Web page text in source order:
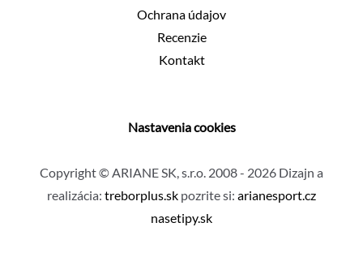
Ochrana údajov
Recenzie
Kontakt
Nastavenia cookies
Copyright © ARIANE SK, s.r.o. 2008 - 2026 Dizajn a
realizácia: treborplus.sk pozrite si: arianesport.cz
nasetipy.sk